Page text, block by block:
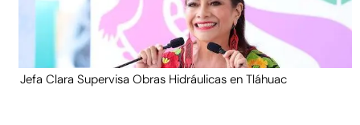
Jefa Clara Supervisa Obras Hidráulicas en Tláhuac